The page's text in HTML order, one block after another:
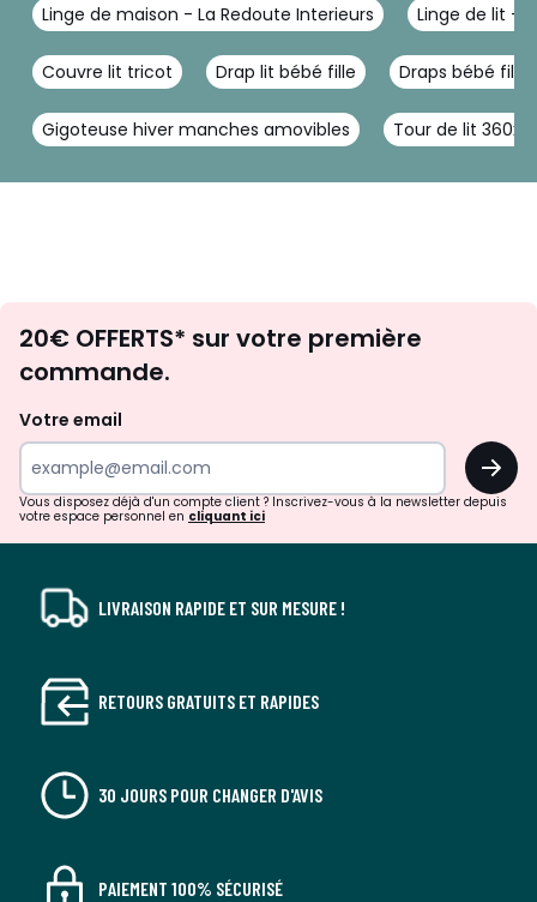
Linge de maison - La Redoute Interieurs Linge de lit -
Couvre lit tricot Drap lit bébé fille Draps bébé fille
Gigoteuse hiver manches amovibles Tour de lit
d'inspirations
surprises?
20€ OFFERTS* sur votre première
commande.
Votre email
OK
Vous disposez déjà d'un compte client ? Inscrivez-vous à la newsletter depuis
votre espace personnel en cliquant ici
LIVRAISON RAPIDE ET SUR MESURE !
RETOURS GRATUITS ET RAPIDES
30 JOURS POUR CHANGER D'AVIS
PAIEMENT 100% SÉCURISÉ